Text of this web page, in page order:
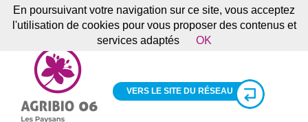
VERS LE SITE DU RÉSEAU
En poursuivant votre navigation sur ce site, vous acceptez
l'utilisation de cookies pour vous proposer des contenus et
services adaptés
OK